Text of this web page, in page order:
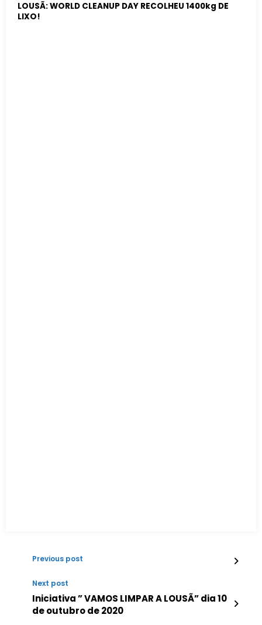
LOUSÃ: WORLD CLEANUP DAY RECOLHEU 1400kg DE
LIXO!
Previous post
Next post
Iniciativa ” VAMOS LIMPAR A LOUSÃ” dia 10
de outubro de 2020